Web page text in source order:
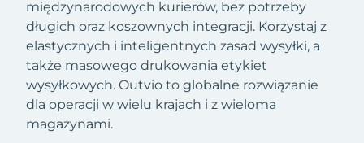
międzynarodowych kurierów, bez potrzeby
długich oraz koszownych integracji. Korzystaj z
elastycznych i inteligentnych zasad wysyłki, a
także masowego drukowania etykiet
wysyłkowych. Outvio to globalne rozwiązanie
dla operacji w wielu krajach i z wieloma
magazynami.